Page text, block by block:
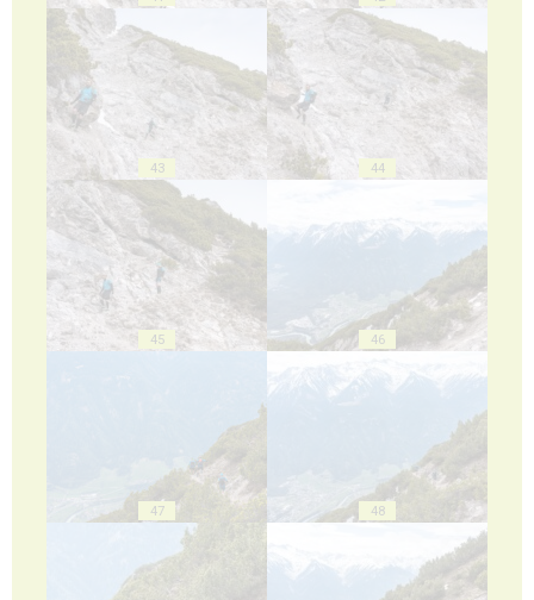
43 44
45 46
47 48